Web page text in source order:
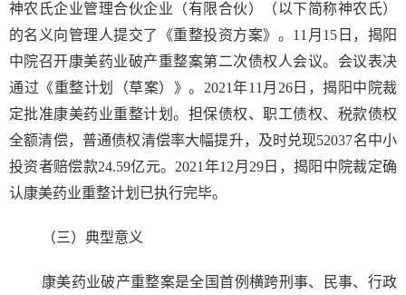
神农氏企业管理合伙企业（有限合伙）（以下简称神农氏）
的名义向管理人提交了《重整投资方案》。11月15日，揭阳
中院召开康美药业破产重整案第二次债权人会议。会议表决
通过《重整计划（草案）》。2021年11月26日，揭阳中院裁
定批准康美药业重整计划。担保债权、职工债权、税款债权
全额清偿，普通债权清偿率大幅提升，及时兑现52037名中小
投资者赔偿款24.59亿元。2021年12月29日，揭阳中院裁定确
认康美药业重整计划已执行完毕。
（三）典型意义
康美药业破产重整案是全国首例横跨刑事、民事、行政